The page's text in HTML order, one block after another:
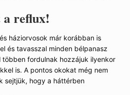
reflux!
háziorvosok már korábban is
és tavasszal minden bélpanasz
fordulnak hozzájuk ilyenkor
is. A pontos okokat még nem
sejtjük, hogy a háttérben